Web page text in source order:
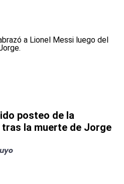
posteo de la
la muerte de Jorge